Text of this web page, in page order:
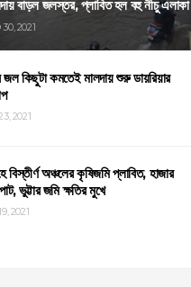
বাড়ল জলস্তর, প্লাবিত হল বহু নীচু এলাকা
2021
জল কিছুটা কমতেই মালদায় শুরু ডায়রিয়ার
2021
বিস্তীর্ণ অঞ্চলের কৃষিজমি প্লাবিত, হাজার
ভুট্টার জমি ক্ষতির মুখে
2021